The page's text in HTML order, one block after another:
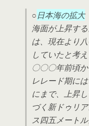
○日本海の拡大
海面が上昇す
は、現在より
していたと考
〇〇〇年前頃
レレード期に
にまで、上昇
づく新ドゥリ
ス四五メート